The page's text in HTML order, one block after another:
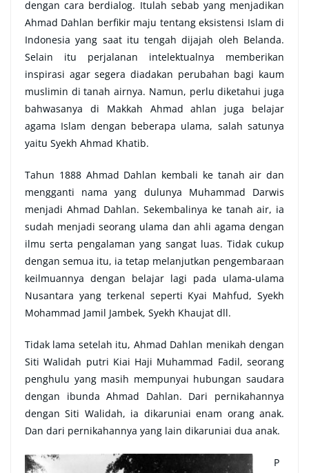
dengan cara berdialog. Itulah sebab yang menjadikan
Ahmad Dahlan berfikir maju tentang eksistensi Islam di
Indonesia yang saat itu tengah dijajah oleh Belanda.
Selain itu perjalanan intelektualnya memberikan
inspirasi agar segera diadakan perubahan bagi kaum
muslimin di tanah airnya. Namun, perlu diketahui juga
bahwasanya di Makkah Ahmad ahlan juga belajar
agama Islam dengan beberapa ulama, salah satunya
yaitu Syekh Ahmad Khatib.
Tahun 1888 Ahmad Dahlan kembali ke tanah air dan
mengganti nama yang dulunya Muhammad Darwis
menjadi Ahmad Dahlan. Sekembalinya ke tanah air, ia
sudah menjadi seorang ulama dan ahli agama dengan
ilmu serta pengalaman yang sangat luas. Tidak cukup
dengan semua itu, ia tetap melanjutkan pengembaraan
keilmuannya dengan belajar lagi pada ulama-ulama
Nusantara yang terkenal seperti Kyai Mahfud, Syekh
Mohammad Jamil Jambek, Syekh Khaujat dll.
Tidak lama setelah itu, Ahmad Dahlan menikah dengan
Siti Walidah putri Kiai Haji Muhammad Fadil, seorang
penghulu yang masih mempunyai hubungan saudara
dengan ibunda Ahmad Dahlan. Dari pernikahannya
dengan Siti Walidah, ia dikaruniai enam orang anak.
Dan dari pernikahannya yang lain dikaruniai dua anak.
P